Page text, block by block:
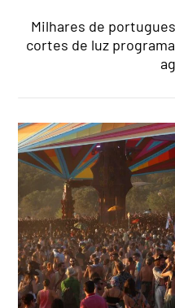
Milhares de
cortes de luz